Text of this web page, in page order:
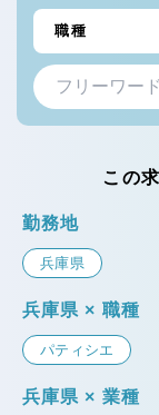
この
勤務地
兵庫県
兵庫県 × 職種
パティシエ
兵庫県 × 業種